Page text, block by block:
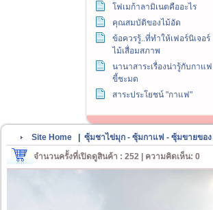
โฟเมก้าลามิเนตคืออะไร
คุณสมบัติของไม้อัด
ข้อควรรู้..ที่ทำให้เฟอร์นิเจอร์
ไม้เสื่อมสภาพ
นานาสาระเรื่องน่ารู้กับกาแฟ
ขี้ชะมด
สาระประโยชน์ "กาแฟ"
Site Home ซุ้มชาไข่มุก - ซุ้มกาแฟ - ซุ้มขายของ
จำนวนครั้งที่เปิดดูสินค้า : 252 | ความคิดเห็น: 0